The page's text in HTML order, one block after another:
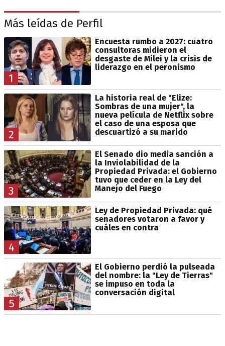
Más leídas de Perfil
1
Encuesta rumbo a 2027: cuatro
consultoras midieron el
desgaste de Milei y la crisis de
liderazgo en el peronismo
2
La historia real de "Elize:
Sombras de una mujer", la
nueva película de Netflix sobre
el caso de una esposa que
descuartizó a su marido
3
El Senado dio media sanción a
la Inviolabilidad de la
Propiedad Privada: el Gobierno
tuvo que ceder en la Ley del
Manejo del Fuego
4
Ley de Propiedad Privada: qué
senadores votaron a favor y
cuáles en contra
5
El Gobierno perdió la pulseada
del nombre: la "Ley de Tierras"
se impuso en toda la
conversación digital